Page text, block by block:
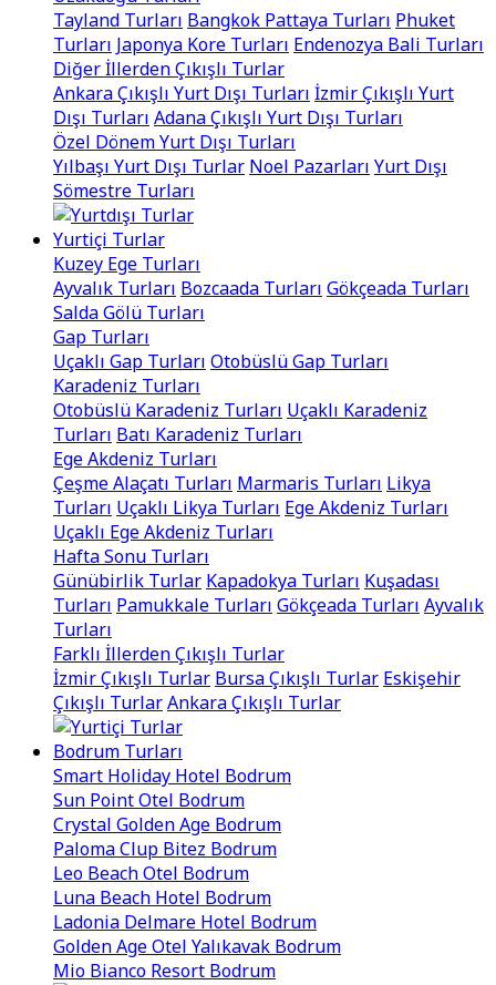
Tayland Turları Bangkok Pattaya Turları Phuket
Turları Japonya Kore Turları Endenozya Bali Turları
Diğer İllerden Çıkışlı Turlar
Ankara Çıkışlı Yurt Dışı Turları İzmir Çıkışlı Yurt
Dışı Turları Adana Çıkışlı Yurt Dışı Turları
Özel Dönem Yurt Dışı Turları
Yılbaşı Yurt Dışı Turlar Noel Pazarları Yurt Dışı
Sömestre Turları
Yurtiçi Turlar
Kuzey Ege Turları
Ayvalık Turları Bozcaada Turları Gökçeada Turları
Salda Gölü Turları
Gap Turları
Uçaklı Gap Turları Otobüslü Gap Turları
Karadeniz Turları
Otobüslü Karadeniz Turları Uçaklı Karadeniz
Turları Batı Karadeniz Turları
Ege Akdeniz Turları
Çeşme Alaçatı Turları Marmaris Turları Likya
Turları Uçaklı Likya Turları Ege Akdeniz Turları
Uçaklı Ege Akdeniz Turları
Hafta Sonu Turları
Günübirlik Turlar Kapadokya Turları Kuşadası
Turları Pamukkale Turları Gökçeada Turları Ayvalık
Turları
Farklı İllerden Çıkışlı Turlar
İzmir Çıkışlı Turlar Bursa Çıkışlı Turlar Eskişehir
Çıkışlı TurlarAnkara Çıkışlı Turlar
Bodrum Turları
Smart Holiday Hotel Bodrum
Sun Point Otel Bodrum
Crystal Golden Age Bodrum
Paloma Clup Bitez Bodrum
Leo Beach Otel Bodrum
Luna Beach Hotel Bodrum
Ladonia Delmare Hotel Bodrum
Golden Age Otel Yalıkavak Bodrum
Mio Bianco Resort Bodrum